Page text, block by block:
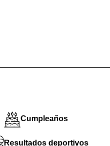
Cumpleaños
Resultados deportivos